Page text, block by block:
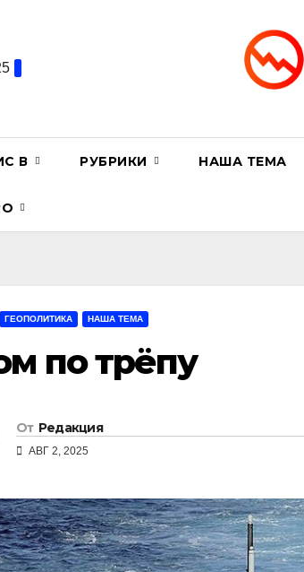
В РУБРИКИ НАША ТЕМА
ГЕОПОЛИТИКА НАША ТЕМА
по трёпу
От Редакция
АВГ 2, 2025